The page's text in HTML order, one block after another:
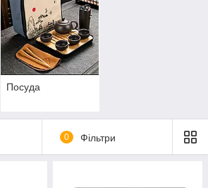
Посуда
0 Фільтри